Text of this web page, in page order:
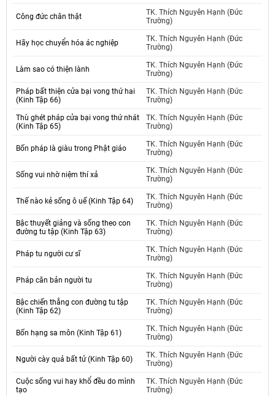
Công đức chân thật
TK. Thích Nguyên Hạnh (Đức
Trường)
Hãy học chuyển hóa ác nghiệp
TK. Thích Nguyên Hạnh (Đức
Trường)
Làm sao có thiện lành
TK. Thích Nguyên Hạnh (Đức
Trường)
Pháp bất thiện cửa bại vong thứ hai
(Kinh Tập 66)
TK. Thích Nguyên Hạnh (Đức
Trường)
Thù ghét pháp cửa bại vong thứ nhát
(Kinh Tập 65)
TK. Thích Nguyên Hạnh (Đức
Trường)
Bốn pháp là giàu trong Phật giáo
TK. Thích Nguyên Hạnh (Đức
Trường)
Sống vui nhờ niệm thí xả
TK. Thích Nguyên Hạnh (Đức
Trường)
Thế nào kẻ sống ô uế (Kinh Tập 64)
TK. Thích Nguyên Hạnh (Đức
Trường)
Bậc thuyết giảng và sống theo con
đường tu tập (Kinh Tập 63)
TK. Thích Nguyên Hạnh (Đức
Trường)
Pháp tu người cư sĩ
TK. Thích Nguyên Hạnh (Đức
Trường)
Pháp căn bản người tu
TK. Thích Nguyên Hạnh (Đức
Trường)
Bậc chiến thắng con đường tu tập
(Kinh Tập 62)
TK. Thích Nguyên Hạnh (Đức
Trường)
Bốn hạng sa môn (Kinh Tập 61)
TK. Thích Nguyên Hạnh (Đức
Trường)
Người cày quả bất tử (Kinh Tập 60)
TK. Thích Nguyên Hạnh (Đức
Trường)
Cuộc sống vui hay khổ đều do mình
tạo
TK. Thích Nguyên Hạnh (Đức
Trường)